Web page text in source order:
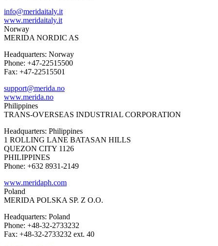
info@meridaitaly.it
www.meridaitaly.it
Norway
MERIDA NORDIC AS
Headquarters: Norway
Phone: +47-22515500
Fax: +47-22515501
support@merida.no
www.merida.no
Philippines
TRANS-OVERSEAS INDUSTRIAL CORPORATION
Headquarters: Philippines
1 ROLLING LANE BATASAN HILLS
QUEZON CITY 1126
PHILIPPINES
Phone: +632 8931-2149
www.meridaph.com
Poland
MERIDA POLSKA SP. Z O.O.
Headquarters: Poland
Phone: +48-32-2733232
Fax: +48-32-2733232 ext. 40